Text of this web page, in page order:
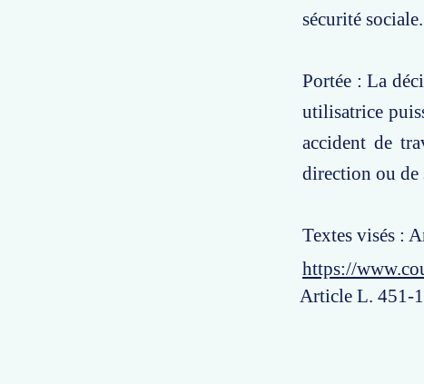
sécurité sociale.
Portée : La
utilisatrice
accident de
direction ou de
Textes visés :
https://
Article L. 451-1